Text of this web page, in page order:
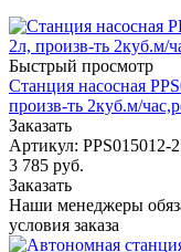
Быстрый просмотр
Станция насосная
произв-ть 2куб.м/
Заказать
Артикул: PPS015012-
3 785 руб.
Заказать
Наши менеджеры
условия заказа